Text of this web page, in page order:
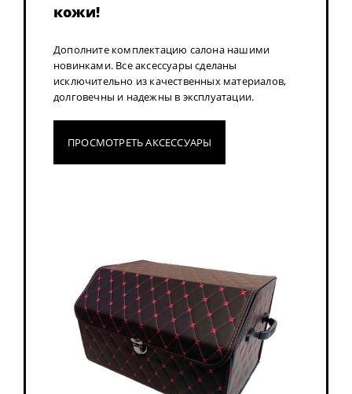
кожи!
Дополните комплектацию салона нашими
новинками. Все аксессуары сделаны
исключительно из качественных материалов,
долговечны и надежны в эксплуатации.
ПРОСМОТРЕТЬ АКСЕССУАРЫ